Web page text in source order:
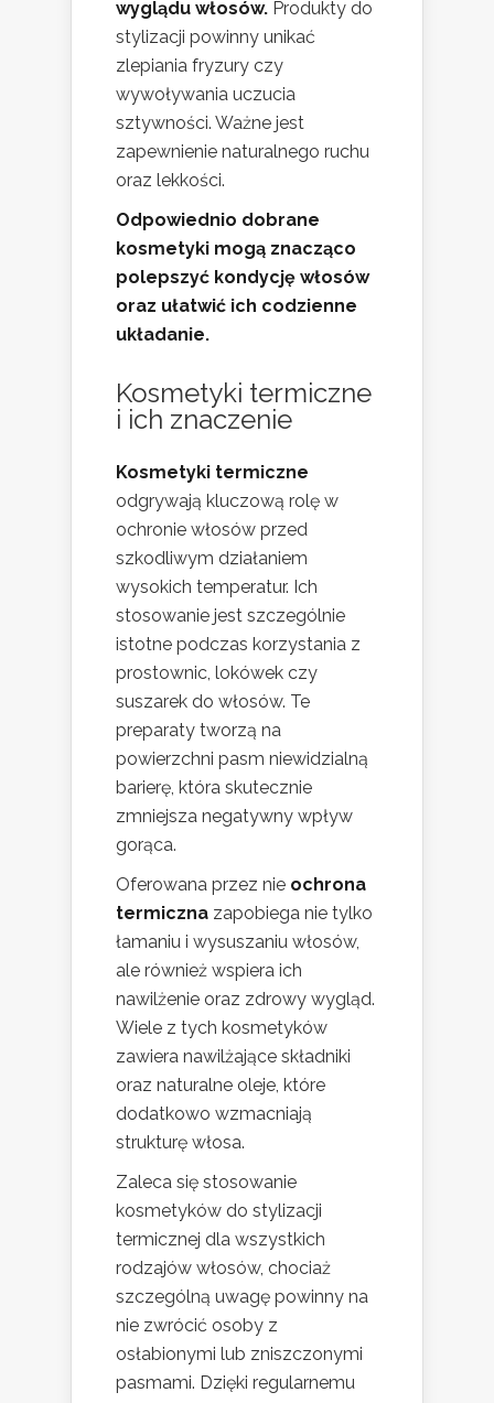
wyglądu włosów. Produkty do
stylizacji powinny unikać
zlepiania fryzury czy
wywoływania uczucia
sztywności. Ważne jest
zapewnienie naturalnego ruchu
oraz lekkości.
Odpowiednio dobrane
kosmetyki mogą znacząco
polepszyć kondycję włosów
oraz ułatwić ich codzienne
układanie.
Kosmetyki termiczne
i ich znaczenie
Kosmetyki termiczne
odgrywają kluczową rolę w
ochronie włosów przed
szkodliwym działaniem
wysokich temperatur. Ich
stosowanie jest szczególnie
istotne podczas korzystania z
prostownic, lokówek czy
suszarek do włosów. Te
preparaty tworzą na
powierzchni pasm niewidzialną
barierę, która skutecznie
zmniejsza negatywny wpływ
gorąca.
Oferowana przez nie ochrona
termiczna zapobiega nie tylko
łamaniu i wysuszaniu włosów,
ale również wspiera ich
nawilżenie oraz zdrowy wygląd.
Wiele z tych kosmetyków
zawiera nawilżające składniki
oraz naturalne oleje, które
dodatkowo wzmacniają
strukturę włosa.
Zaleca się stosowanie
kosmetyków do stylizacji
termicznej dla wszystkich
rodzajów włosów, chociaż
szczególną uwagę powinny na
nie zwrócić osoby z
osłabionymi lub zniszczonymi
pasmami. Dzięki regularnemu